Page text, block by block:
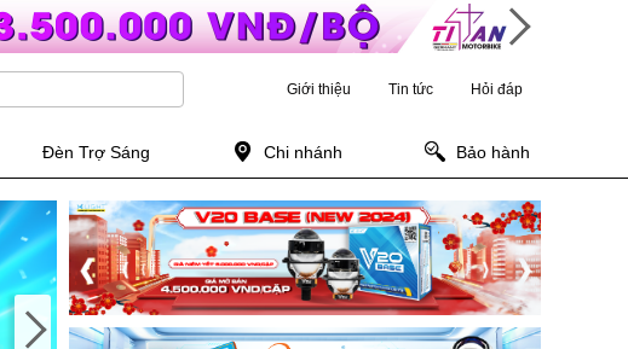
Giới thiệu Tin tức Hỏi đáp
Đèn Trợ Sáng Chi nhánh Bảo hành